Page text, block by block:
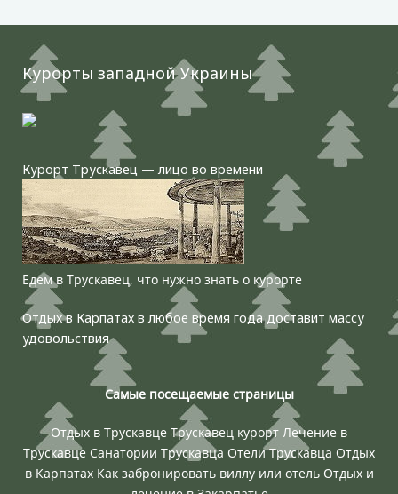
Курорты западной Украины
Курорт Трускавец — лицо во времени
Едем в Трускавец, что нужно знать о курорте
Отдых в Карпатах в любое время года доставит массу
удовольствия
Самые посещаемые страницы
Отдых в Трускавце Трускавец курорт Лечение в
Трускавце Санатории Трускавца Отели Трускавца Отдых
в Карпатах Как забронировать виллу или отель Отдых и